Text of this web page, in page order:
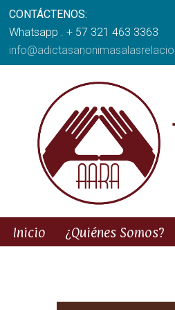
CONTÁCTENOS:
Whatsapp . + 57 321 463 3363
Inicio ¿Quiénes Somos?